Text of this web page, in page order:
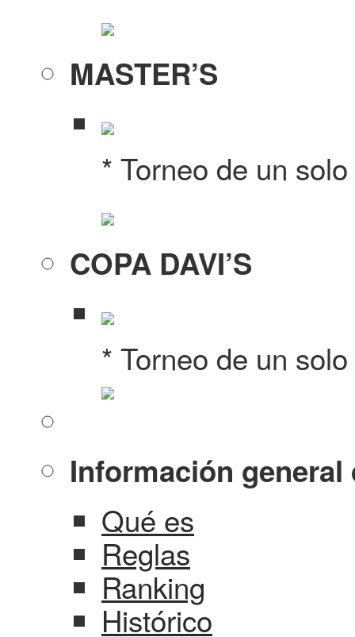
MASTER’S
* Torneo de un
COPA DAVI’S
* Torneo de un
Información general
Qué es
Reglas
Ranking
Histórico